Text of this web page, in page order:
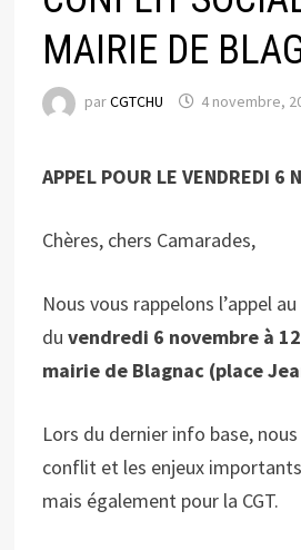
MAIRIE DE
parCGTCHU 4 novembre,
APPEL POUR LE VENDREDI 6
Chères, chers Camarades,
Nous vous rappelons l’appel
duvendredi 6 novembre à
mairie de Blagnac (place
Lors du dernier info base,
conflit et les enjeux
mais également pour la CGT.